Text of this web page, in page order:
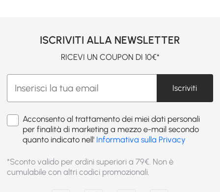
ISCRIVITI ALLA NEWSLETTER
RICEVI UN COUPON DI 10€*
Iscriviti
Acconsento al trattamento dei miei dati personali
per finalità di marketing a mezzo e-mail secondo
quanto indicato nell' Informativa sulla Privacy
*Sconto valido per ordini superiori a 79€. Non è
cumulabile con altri codici promozionali.